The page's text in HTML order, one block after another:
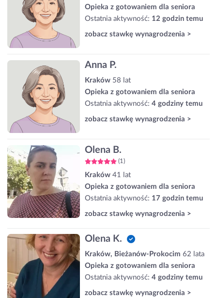
Opieka z gotowaniem dla seniora
Ostatnia aktywność: 12 godzin temu
zobacz stawkę wynagrodzenia >
Anna P.
Kraków 58 lat
Opieka z gotowaniem dla seniora
Ostatnia aktywność: 4 godziny temu
zobacz stawkę wynagrodzenia >
Olena B.
(1)
Kraków 41 lat
Opieka z gotowaniem dla seniora
Ostatnia aktywność: 17 godzin temu
zobacz stawkę wynagrodzenia >
Olena K.
Kraków, Bieżanów-Prokocim 62 lata
Opieka z gotowaniem dla seniora
Ostatnia aktywność: 4 godziny temu
zobacz stawkę wynagrodzenia >